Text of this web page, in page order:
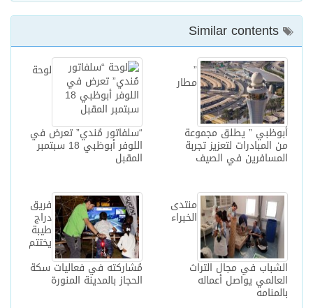
لوحة
“سلفاتور مُندي” تعرض في
اللوفر أبوظبي 18 سبتمبر
المقبل
”
مطار
أبوظبي ” يطلق مجموعة
من المبادرات لتعزيز تجربة
المسافرين في الصيف
فريق
دراج
طيبة
يختتم
مُشاركته في فعاليات سكة
الحجاز بالمدينة المنورة
منتدى
الخبراء
الشباب في مجال التراث
العالمي يواصل أعماله
بالمنامه